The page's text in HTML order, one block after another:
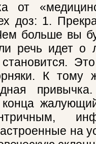
от
доз: 1.
больше вы
речь идет о
К тому
на